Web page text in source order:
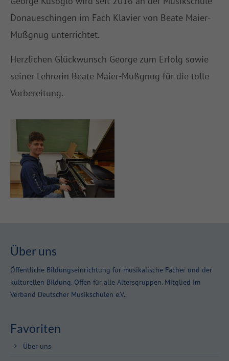
About us
Lorem ipsum dolor sit amet, consectetuer adipiscing elit.
Aenean commodo ligula eget dolor. Aenean massa. Cum sociis
ridiculus mus. Donec quam felis, ultricies nec.
Donaueschingen im Fach Klavier von Beate Maier-
Mußgnug unterrichtet.
Herzlichen Glückwunsch George zum Erfolg sowie
seiner Lehrerin Beate Maier-Mußgnug für die tolle
Vorbereitung.
Über uns
Öffentliche Bildungseinrichtung für musikalische Fächer und der
kulturellen Bildung. Offen für alle Altersgruppen. Mitglied im
Verband Deutscher Musikschulen e.V.
Favoriten
Über uns